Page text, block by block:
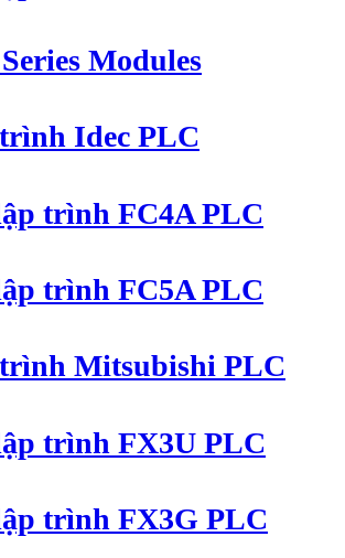
Modules
Idec PLC
trình FC4A PLC
trình FC5A PLC
Mitsubishi PLC
trình FX3U PLC
trình FX3G PLC